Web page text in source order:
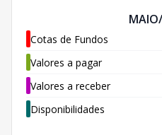
Cotas de Fundos
Valores a pagar
Valores a receber
Disponibilidades